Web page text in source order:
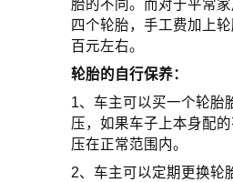
胎的不同。而对于平常
四个轮胎，手工费加上
百元左右。
轮胎的自行保养：
1、车主可以买一个轮胎
压，如果车子上本身配
压在正常范围内。
2、车主可以定期更换轮